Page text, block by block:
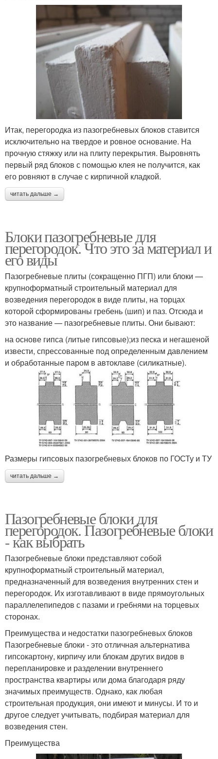
Итак, перегородка из пазогребневых блоков ставится
исключительно на твердое и ровное основание. На
прочную стяжку или на плиту перекрытия. Выровнять
первый ряд блоков с помощью клея не получится, как
его ровняют в случае с кирпичной кладкой.
читать дальше →
Блоки пазогребневые для
перегородок. Что это за материал и
его виды
Пазогребневые плиты (сокращенно ПГП) или блоки —
крупноформатный строительный материал для
возведения перегородок в виде плиты, на торцах
которой сформированы гребень (шип) и паз. Отсюда и
это название — пазогребневые плиты. Они бывают:
на основе гипса (литые гипсовые);из песка и негашеной
извести, спрессованные под определенным давлением
и обработанные паром в автоклаве (силикатные).
Размеры гипсовых пазогребневых блоков по ГОСТу и ТУ
читать дальше →
Пазогребневые блоки для
перегородок. Пазогребневые блоки
- как выбрать
Пазогребневые блоки представляют собой
крупноформатный строительный материал,
предназначенный для возведения внутренних стен и
перегородок. Их изготавливают в виде прямоугольных
параллелепипедов с пазами и гребнями на торцевых
сторонах.
Преимущества и недостатки пазогребневых блоков
Пазогребневые блоки - это отличная альтернатива
гипсокартону, кирпичу или блокам других видов в
перепланировке и разделении внутреннего
пространства квартиры или дома благодаря ряду
значимых преимуществ. Однако, как любая
строительная продукция, они имеют и минусы. И то и
другое следует учитывать, подбирая материал для
возведения стен.
Преимущества